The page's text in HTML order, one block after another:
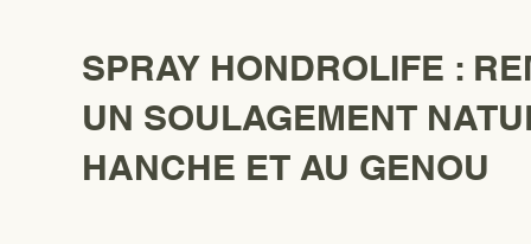
SPRAY HONDROLIFE :
UN SOULAGEMENT
HANCHE ET AU GENOU